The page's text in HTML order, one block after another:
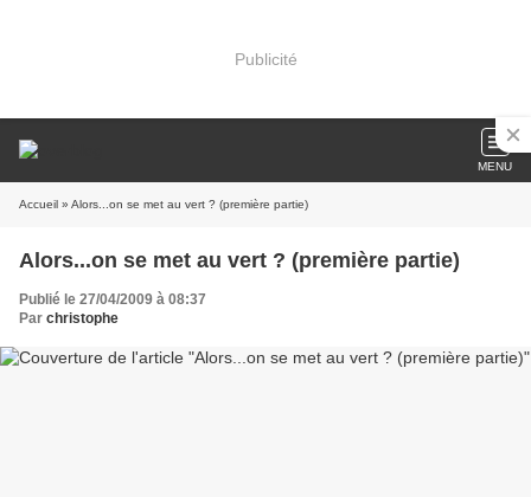
Publicité
MENU
Accueil » Alors...on se met au vert ? (première partie)
Alors...on se met au vert ? (première partie)
Publié le 27/04/2009 à 08:37
Par christophe